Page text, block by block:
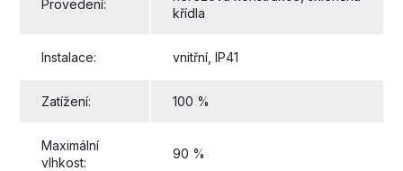
Provedení:
křídla
Instalace: vnitřní, IP41
Zatížení: 100 %
Maximální
vlhkost:
90 %